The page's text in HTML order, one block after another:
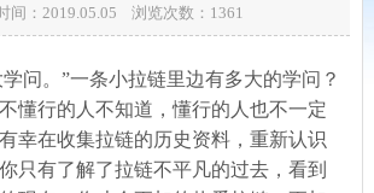
间：2019.05.05 浏览次数： 1361
问。”一条小拉链里边有多大的学问？
懂行的人不知道，懂行的人也不一定
幸在收集拉链的历史资料，重新认识
只有了解了拉链不平凡的过去，看到